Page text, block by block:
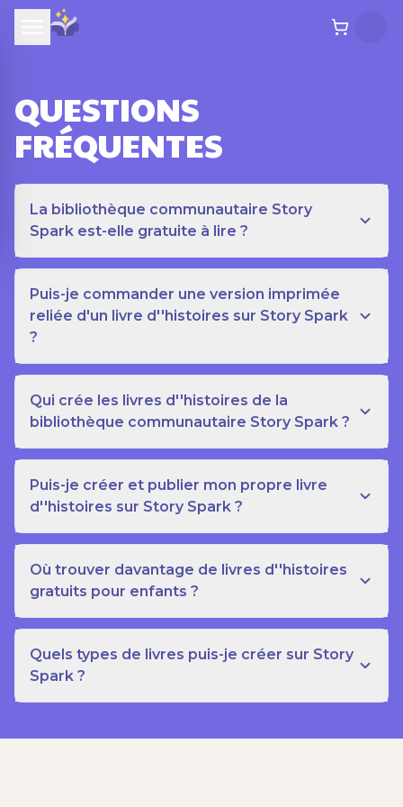
QUESTIONS
FRÉQUENTES
La bibliothèque communautaire Story
Spark est-elle gratuite à lire ?
Puis-je commander une version imprimée
reliée d'un livre d''histoires sur Story Spark
?
Qui crée les livres d''histoires de la
bibliothèque communautaire Story Spark ?
Puis-je créer et publier mon propre livre
d''histoires sur Story Spark ?
Où trouver davantage de livres d''histoires
gratuits pour enfants ?
Quels types de livres puis-je créer sur Story
Spark ?